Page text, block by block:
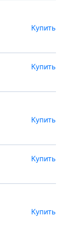
Купить
Купить
Купить
Купить
Купить